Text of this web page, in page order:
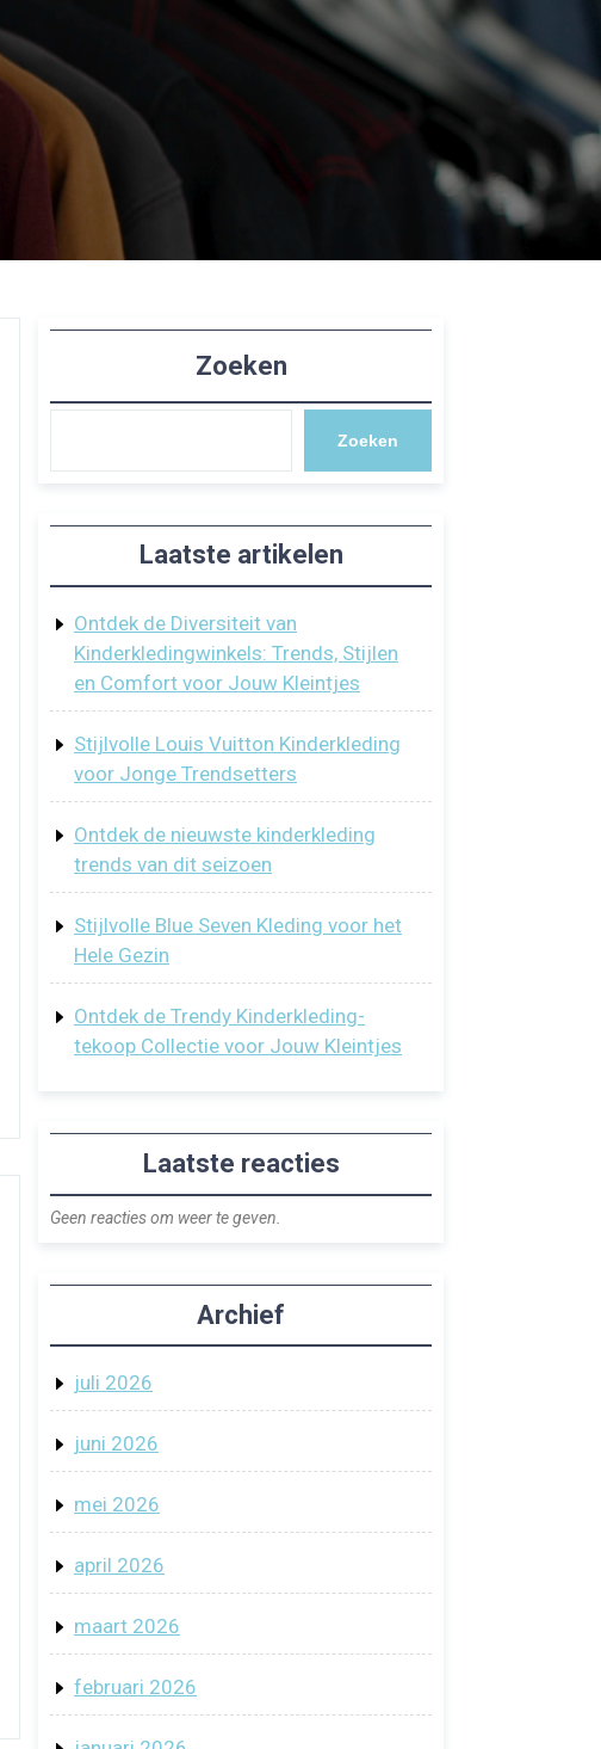
Zoeken
Zoeken
Laatste artikelen
Ontdek de Diversiteit van
Kinderkledingwinkels: Trends, Stijlen
en Comfort voor Jouw Kleintjes
Stijlvolle Louis Vuitton Kinderkleding
voor Jonge Trendsetters
Ontdek de nieuwste kinderkleding
trends van dit seizoen
Stijlvolle Blue Seven Kleding voor het
Hele Gezin
Ontdek de Trendy Kinderkleding-
tekoop Collectie voor Jouw Kleintjes
Laatste reacties
Geen reacties om weer te geven.
Archief
juli 2026
juni 2026
mei 2026
april 2026
maart 2026
februari 2026